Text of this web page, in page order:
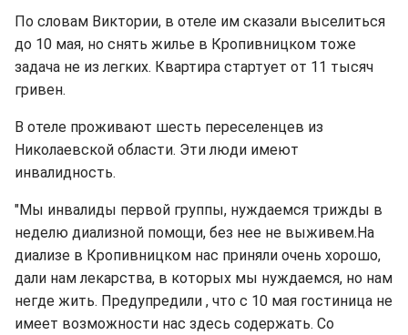
По словам Виктории, в отеле им сказали выселиться
до 10 мая, но снять жилье в Кропивницком тоже
задача не из легких. Квартира стартует от 11 тысяч
гривен.
В отеле проживают шесть переселенцев из
Николаевской области. Эти люди имеют
инвалидность.
"Мы инвалиды первой группы, нуждаемся трижды в
неделю диализной помощи, без нее не выживем.На
диализе в Кропивницком нас приняли очень хорошо,
дали нам лекарства, в которых мы нуждаемся, но нам
негде жить. Предупредили , что с 10 мая гостиница не
имеет возможности нас здесь содержать. Со